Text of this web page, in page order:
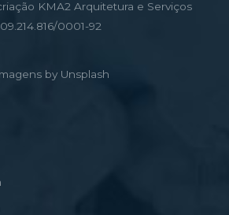
KMA2 Arquitetura e Serviços
0001-92
by Unsplash